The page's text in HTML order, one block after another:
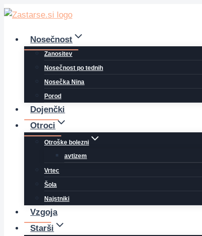
Skip
contentNosečnost
Zanositev
Nosečnost po tednih
Nosečka Nina
Porod
Dojenčki
Otroci
Otroške bolezni
avtizem
Vrtec
Šola
Najstniki
Vzgoja
Starši